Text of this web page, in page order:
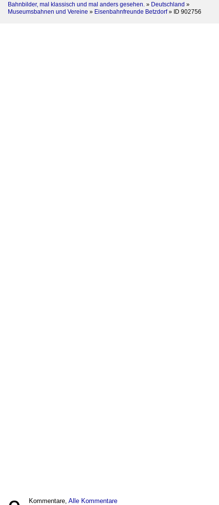
Bahnbilder, mal klassisch und mal anders gesehen. » Deutschland »
Museumsbahnen und Vereine » Eisenbahnfreunde Betzdorf» ID 902756
Kommentare, Alle Kommentare